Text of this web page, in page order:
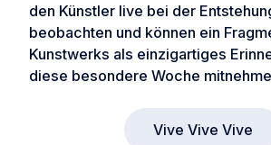
den Künstler live bei der
beobachten und können ein
Kunstwerks als einzigartiges
diese besondere Woche
Vive Vive Vive